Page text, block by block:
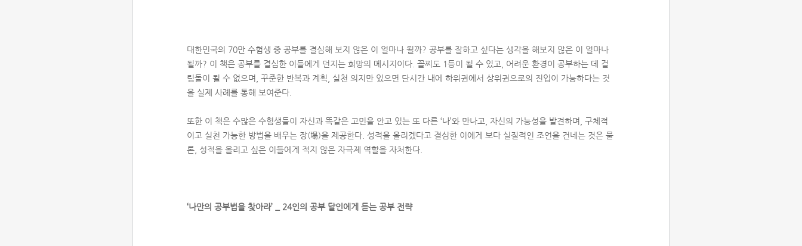
대한민국의 70만 수험생 중 공부를 결심해 보지 않은 이 얼마나 될까? 공부를 잘하고 싶다는 생각을 해보지 않은 이 얼마나
될까? 이 책은 공부를 결심한 이들에게 던지는 희망의 메시지이다. 꼴찌도 1등이 될 수 있고, 어려운 환경이 공부하는 데 걸
림돌이 될 수 없으며, 꾸준한 반복과 계획, 실천 의지만 있으면 단시간 내에 하위권에서 상위권으로의 진입이 가능하다는 것
을 실제 사례를 통해 보여준다.
또한 이 책은 수많은 수험생들이 자신과 똑같은 고민을 안고 있는 또 다른 ‘나’와 만나고, 자신의 가능성을 발견하며, 구체적
이고 실천 가능한 방법을 배우는 장(場)을 제공한다. 성적을 올리겠다고 결심한 이에게 보다 실질적인 조언을 건네는 것은 물
론, 성적을 올리고 싶은 이들에게 적지 않은 자극제 역할을 자처한다.
‘나만의 공부법을 찾아라’ _ 24인의 공부 달인에게 듣는 공부 전략